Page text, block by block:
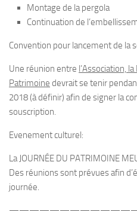
Montage de la pergola
Continuation de
Convention pour lancement de la
Une réunion entre l’Association,
Patrimoine devrait se tenir
2018 (à définir) afin de signer la
souscription.
Evenement culturel:
La JOURNÉE DU PATRIMOINE
Des réunions sont prévues afin
journée.